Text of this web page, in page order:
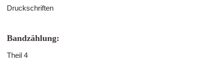
Druckschriften
Bandzählung:
Theil 4